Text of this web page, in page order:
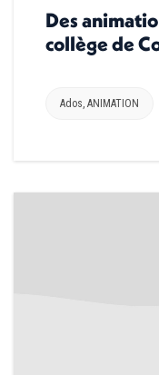
Des
collège de
Ados ANIMATION